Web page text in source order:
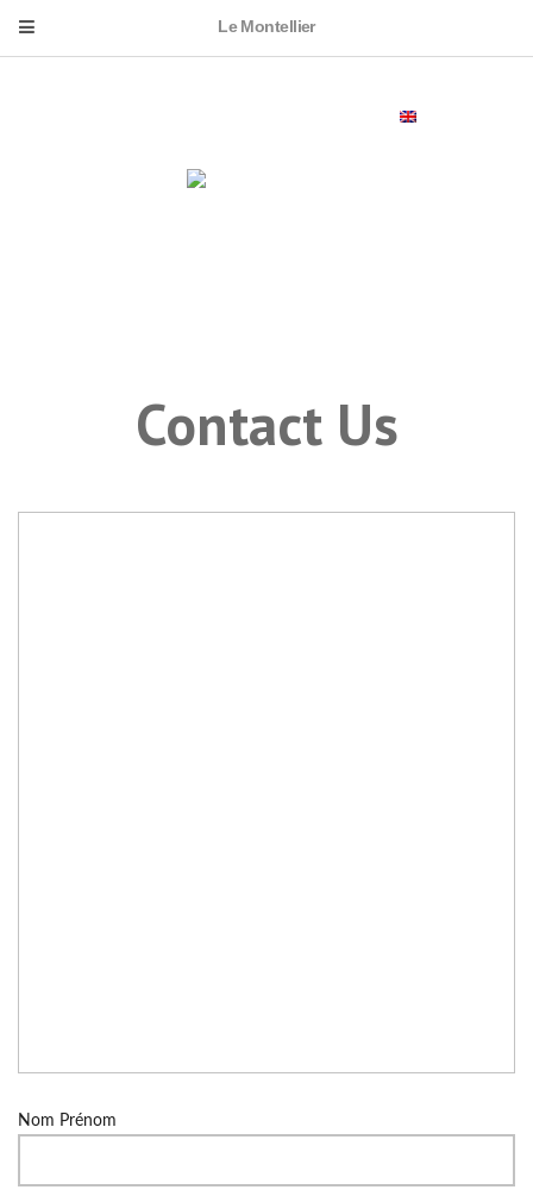
Le Montellier
Contact Us
Nom Prénom